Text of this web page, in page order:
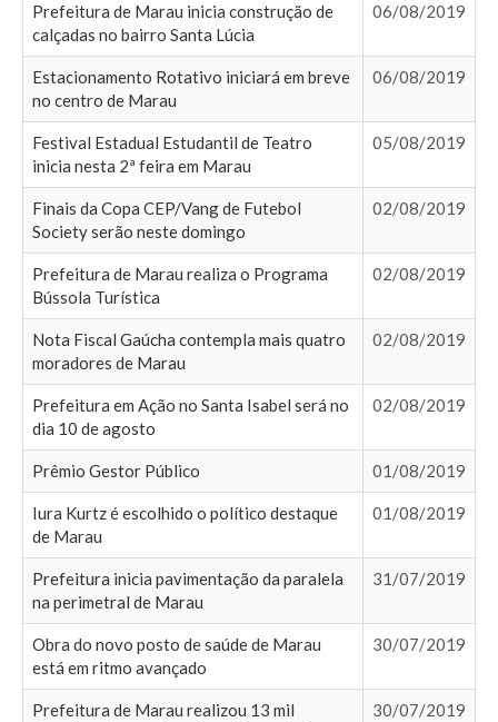
Prefeitura de Marau inicia construção de
calçadas no bairro Santa Lúcia
06/08/2019
Estacionamento Rotativo iniciará em breve
no centro de Marau
06/08/2019
Festival Estadual Estudantil de Teatro
inicia nesta 2ª feira em Marau
05/08/2019
Finais da Copa CEP/Vang de Futebol
Society serão neste domingo
02/08/2019
Prefeitura de Marau realiza o Programa
Bússola Turística
02/08/2019
Nota Fiscal Gaúcha contempla mais quatro
moradores de Marau
02/08/2019
Prefeitura em Ação no Santa Isabel será no
dia 10 de agosto
02/08/2019
Prêmio Gestor Público 01/08/2019
Iura Kurtz é escolhido o político destaque
de Marau
01/08/2019
Prefeitura inicia pavimentação da paralela
na perimetral de Marau
31/07/2019
Obra do novo posto de saúde de Marau
está em ritmo avançado
30/07/2019
Prefeitura de Marau realizou 13 mil
30/07/2019